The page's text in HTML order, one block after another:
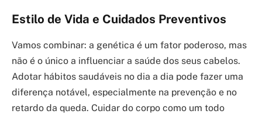
Estilo de Vida e Cuidados Preventivos
Vamos combinar: a genética é um fator poderoso, mas
não é o único a influenciar a saúde dos seus cabelos.
Adotar hábitos saudáveis no dia a dia pode fazer uma
diferença notável, especialmente na prevenção e no
retardo da queda. Cuidar do corpo como um todo